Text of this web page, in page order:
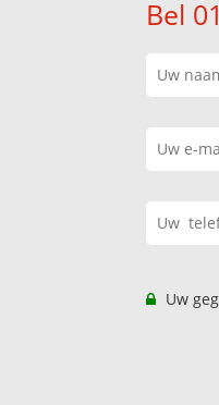
Bel
Uw